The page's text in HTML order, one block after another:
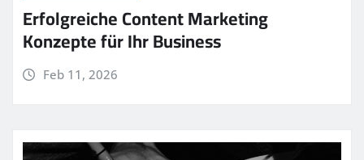
Erfolgreiche Content Marketing
Konzepte für Ihr Business
Feb 11, 2026